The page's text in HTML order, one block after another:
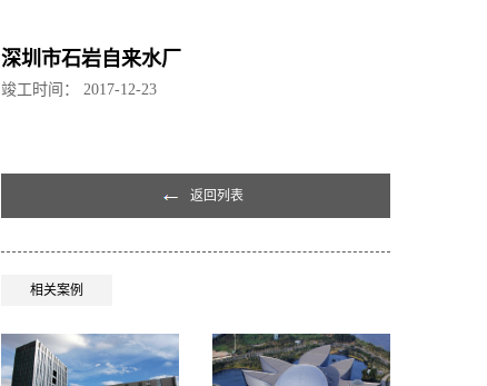
深圳市石岩自来水厂
竣工时间： 2017-12-23
返回列表
相关案例